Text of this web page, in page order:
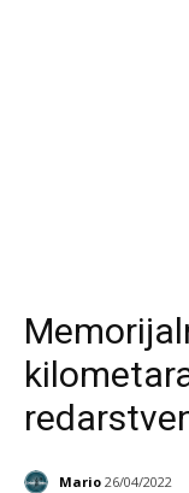
Mario 26/04/2022